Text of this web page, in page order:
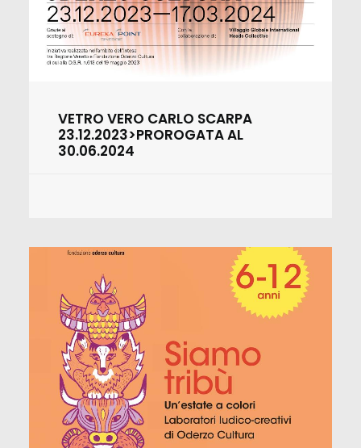
VETRO VERO CARLO SCARPA
23.12.2023>PROROGATA AL
30.06.2024